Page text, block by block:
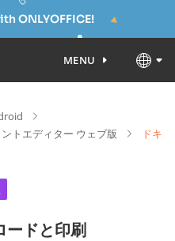
ONLYOFFICE!
MENU
ントエディター ウェブ版
ドキ
ードと印刷